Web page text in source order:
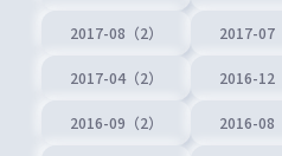
2017-08（2） 2017-07
2017-04（2） 2016-12
2016-09（2） 2016-08